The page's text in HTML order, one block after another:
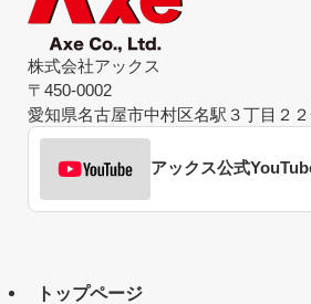
株式会社アックス
〒450-0002
愛知県名古屋市中村区名駅３丁目２
アックス公式
トップページ